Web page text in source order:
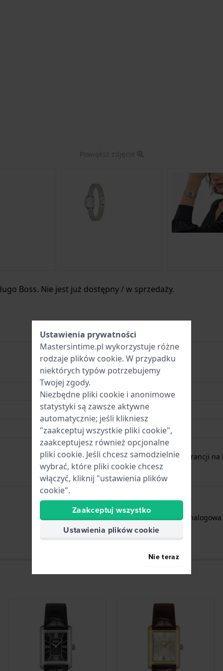
Powiększ zdjęcie
Boss. Nie jest już dostępny / w sprzedaży.
HB1502822
7613272669085
22 mm
3 Bar (mycie rąk)
2-letnia gwarancja
Bezpłatnie1 rok gwarancji na
Godziny - Wskazówka analogowa
Ustawienia prywatności
Mastersintime.pl wykorzystuje różne
rodzaje plików cookie. W przypadku
niektórych typów potrzebujemy
Twojej zgody.
Niezbędne pliki cookie i anonimowe
statystyki są zawsze aktywne
automatycznie; jeśli klikniesz
"zaakceptuj wszystkie pliki cookie",
zaakceptujesz również opcjonalne
pliki cookie. Jeśli chcesz samodzielnie
wybrać, które pliki cookie chcesz
włączyć, kliknij "ustawienia plików
cookie".
Zaakceptuj wszystko
Ustawienia plików cookie
Nie teraz